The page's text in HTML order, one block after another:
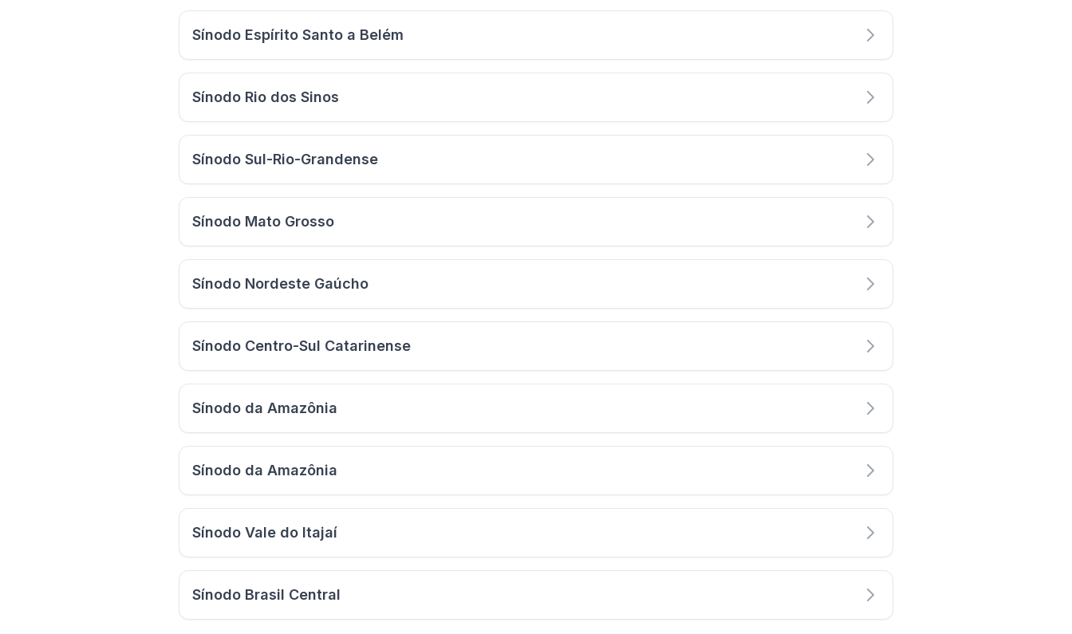
Sínodo Espírito Santo a Belém
Sínodo Rio dos Sinos
Sínodo Sul-Rio-Grandense
Sínodo Mato Grosso
Sínodo Nordeste Gaúcho
Sínodo Centro-Sul Catarinense
Sínodo da Amazônia
Sínodo da Amazônia
Sínodo Vale do Itajaí
Sínodo Brasil Central